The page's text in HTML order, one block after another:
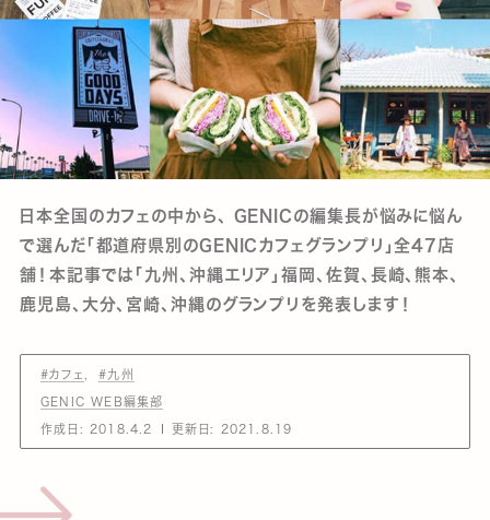
日本全国のカフェの中から、 GENICの編集長が悩みに悩ん
で選んだ「都道府県別のGENICカフェグランプリ」全47店
舗！本記事では「九州、沖縄エリア」福岡、佐賀、長崎、熊本、
鹿児島、大分、宮崎、沖縄のグランプリを発表します！
#カフェ #九州
GENIC WEB編集部
作成日: 2018.4.2 更新日: 2021.8.19